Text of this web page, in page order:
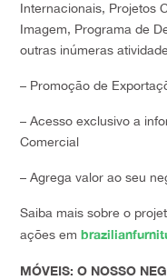
Internacionais, Projetos
Imagem, Programa de
outras inúmeras
– Promoção de
– Acesso exclusivo a
Comercial
– Agrega valor ao seu
Saiba mais sobre o
ações em
MÓVEIS: O NOSSO